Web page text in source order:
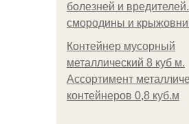
болезней и
смородины и
Контейнер мусорный
металлический 8 куб м.
Ассортимент
контейнеров 0,8 куб.м